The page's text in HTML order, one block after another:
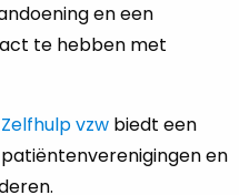
en een
te hebben met
vzw biedt een
en